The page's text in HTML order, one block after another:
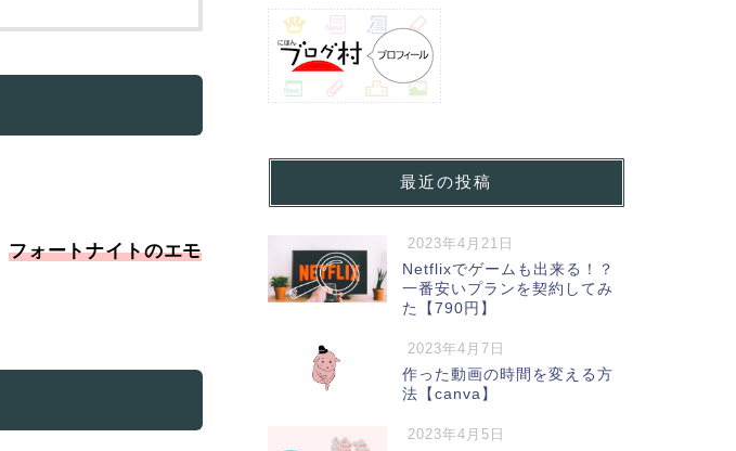
フォートナイトのエモ
最近の投稿
2023年4月21日
Netflixでゲームも出来る！？
一番安いプランを契約してみ
た【790円】
2023年4月7日
作った動画の時間を変える方
法【canva】
2023年4月5日